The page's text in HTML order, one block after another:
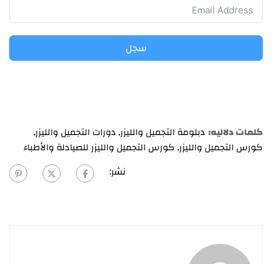
سجل
كلمات دلاليه: دبلومة التجميل والليزر,دورات التجميل والليزر,
كورس التجميل والليزر, كورس التجميل والليزر للصيادلة والأطباء
نشر: